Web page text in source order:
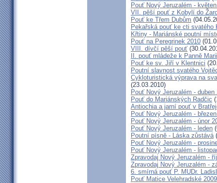
Pouť Nový Jeruzalém -
VII. pěší pouť z Kobylí do
Pouť ke Třem Dubům
Pekařská pouť ke cti svatého
Křtiny - Mariánské poutní
Pouť na Peregrinek 2010
VIII. dívčí pěší pouť
II. pouť mládeže k Panně
Pouť ke sv. Jiří v Klentnici
Poutní slavnost svatého
Cykloturistická výprava na
(23.03.2010)
Pouť Nový Jeruzalém - duben
Pouť do Mariánských Radčic
Antiochia a jarní pouť v
Pouť Nový Jeruzalém -
Pouť Nový Jeruzalém - únor
Pouť Nový Jeruzalém - leden
Poutní písně - Láska zůstává
Pouť Nový Jeruzalém -
Pouť Nový Jeruzalém -
Zpravodaj Nový Jeruzalém -
Zpravodaj Nový Jeruzalém -
6. smírná pouť P. MUDr.
Pouť Matice Velehradské 2009